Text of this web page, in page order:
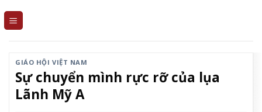
GIÁO HỘI VIỆT NAM
Sự chuyển mình rực rỡ của lụa
Lãnh Mỹ A